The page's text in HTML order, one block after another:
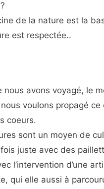
de la nature est la
est respectée..
nous avons voyagé, le
voulons propagé ce
coeurs.
sont un moyen de
juste avec des
l’intervention d’une
qui elle aussi à